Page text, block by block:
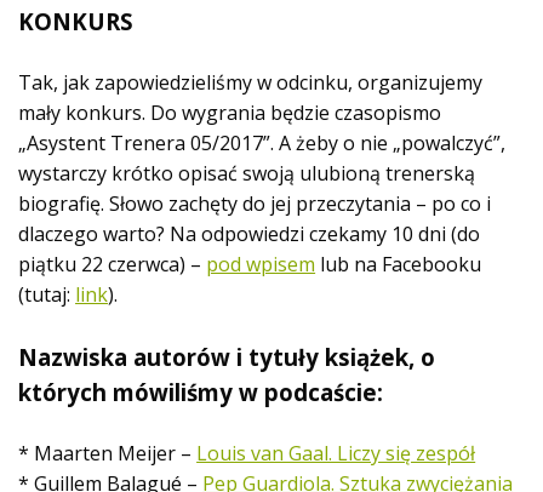
cKONKURS
Tak, jak zapowiedzieliśmy w odcinku, organizujemy
mały konkurs. Do wygrania będzie czasopismo
„Asystent Trenera 05/2017”. A żeby o nie „powalczyć”,
wystarczy krótko opisać swoją ulubioną trenerską
biografię. Słowo zachęty do jej przeczytania – po co i
dlaczego warto? Na odpowiedzi czekamy 10 dni (do
piątku 22 czerwca) – pod wpisem lub na Facebooku
(tutaj: link).
Nazwiska autorów i tytuły książek, o
których mówiliśmy w podcaście:
* Maarten Meijer – Louis van Gaal. Liczy się zespół
* Guillem Balagué – Pep Guardiola. Sztuka zwyciężania